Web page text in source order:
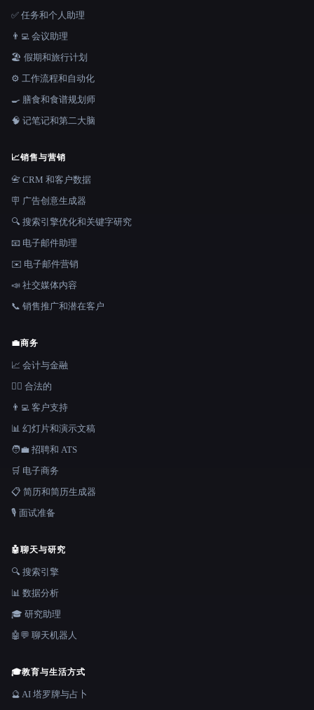
✅ 任务和个人助理
👨‍💻 会议助理
🏖 假期和旅行计划
⚙️ 工作流程和自动化
🍳 膳食和食谱规划师
🧠 记笔记和第二大脑
📈销售与营销
📇 CRM 和客户数据
🪧 广告创意生成器
🔍 搜索引擎优化和关键字研究
📧 电子邮件助理
✉️ 电子邮件营销
📣 社交媒体内容
📞 销售推广和潜在客户
💼商务
📈 会计与金融
👩‍⚖️ 合法的
👨‍💻 客户支持
📊 幻灯片和演示文稿
🧑‍💼 招聘和 ATS
🛒 电子商务
📋 简历和简历生成器
🎙️ 面试准备
🤖聊天与研究
🔍 搜索引擎
📊 数据分析
🎓 研究助理
🤖💬 聊天机器人
🎓教育与生活方式
🔮 AI 塔罗牌与占卜